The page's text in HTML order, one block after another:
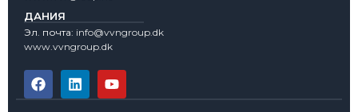
ДАНИЯ
Эл. почта: info@vvngroup.dk
www.vvngroup.dk